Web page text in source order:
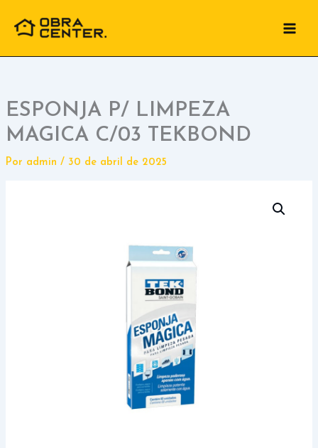
para
conteúdo
ESPONJA P/ LIMPEZA
MAGICA C/03 TEKBOND
Por admin / 30 de abril de 2025